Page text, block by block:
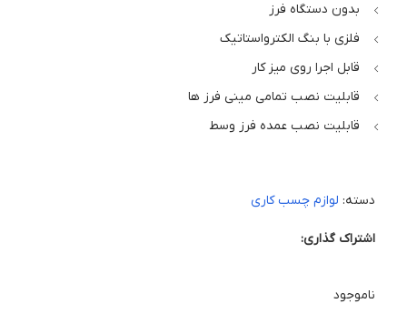
بدون دستگاه فرز
فلزی با بنگ الکترواستاتیک
قابل اجرا روی میز کار
قابلیت نصب تمامی مینی فرز ها
قابلیت نصب عمده فرز وسط
دسته: لوازم چسب کاری
اشتراک گذاری:
ناموجود